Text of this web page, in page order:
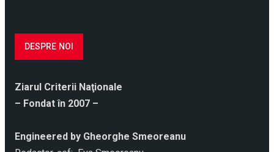
DESPRE NOI
Ziarul Criterii Naţionale
– Fondat în 2007 –
Engineered by Gheorghe Smeoreanu